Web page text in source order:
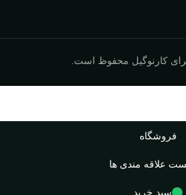
کارنوگیل محفوظ است.
فروشگاه
علاقه مندی ها
سبد خرید